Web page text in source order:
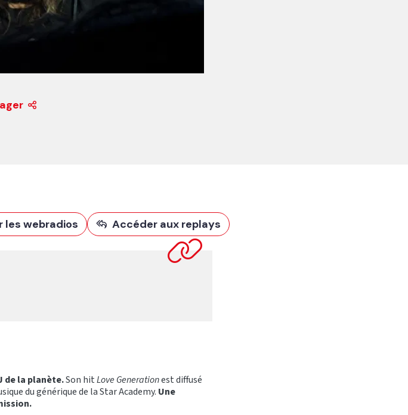
les webradios Accéder aux replays
de la planète.Son hitLove Generationest diffusé
du générique de la Star Academy. Une